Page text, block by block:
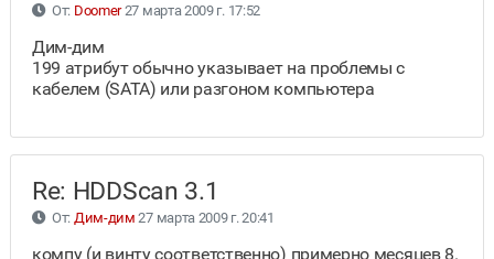
От: Doomer27 марта 2009 г. 17:52
Дим-дим
199 атрибут обычно указывает на проблемы с
кабелем (SATA) или разгоном компьютера
Re: HDDScan 3.1
От: Дим-дим 27 марта 2009 г. 20:41
компу (и винту соответственно) примерно месяцев 8.